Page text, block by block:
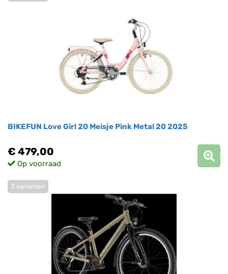
BIKEFUN Love Girl 20 Meisje Pink Metal 20 2025
€ 479,00
Op voorraad
3 varianten